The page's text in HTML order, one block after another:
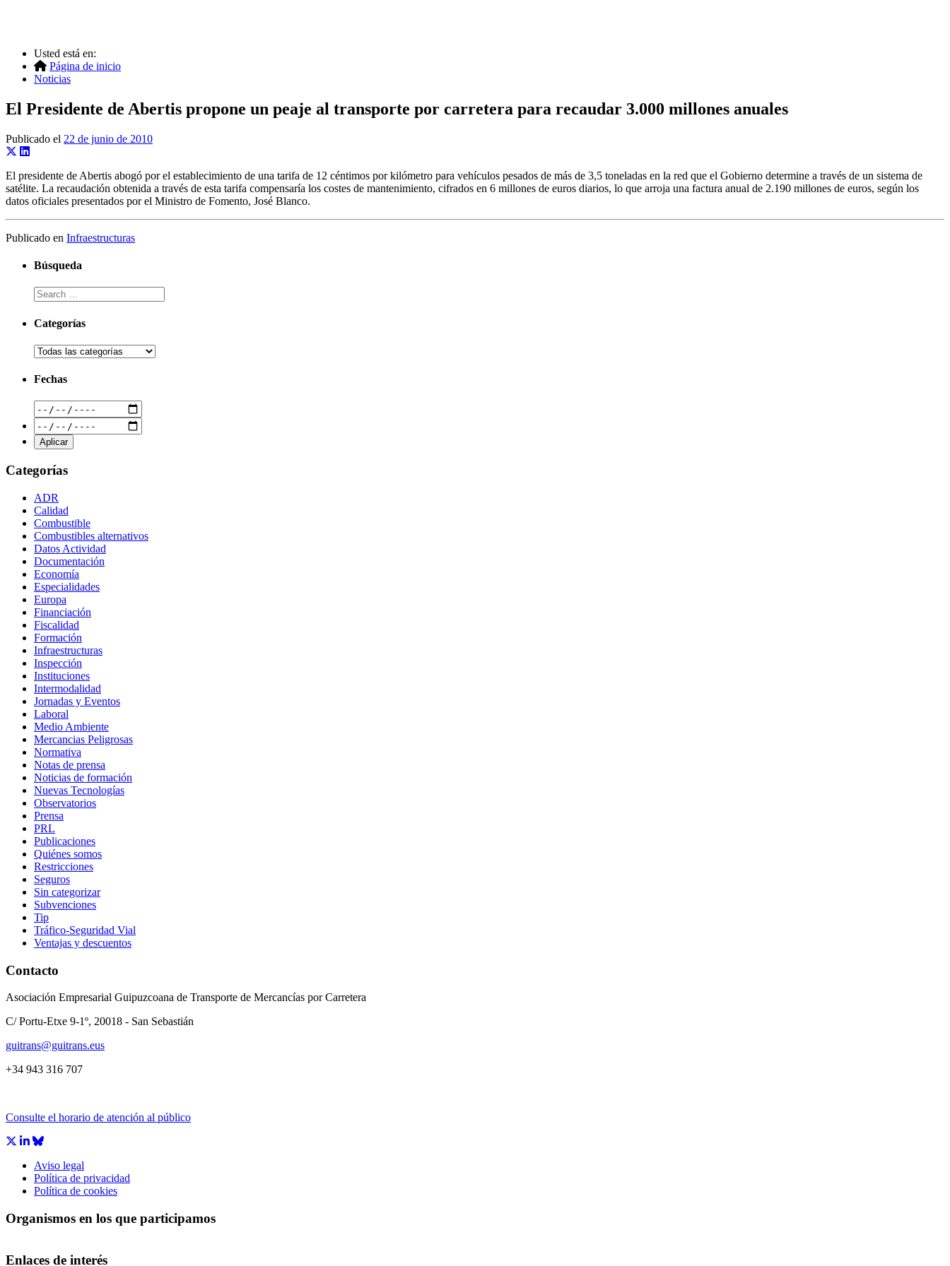
Usted está en:
Página de inicio
Noticias
El Presidente de Abertis propone un peaje al transporte por carretera para recaudar 3.000 millones anuales
Publicado el 22 de junio de 2010
El presidente de Abertis abogó por el establecimiento de una tarifa de 12 céntimos por kilómetro para vehículos pesados de más de 3,5 toneladas en la red que el Gobierno determine a través de un sistema de
satélite. La recaudación obtenida a través de esta tarifa compensaría los costes de mantenimiento, cifrados en 6 millones de euros diarios, lo que arroja una factura anual de 2.190 millones de euros, según los
datos oficiales presentados por el Ministro de Fomento, José Blanco.
Publicado en Infraestructuras
Búsqueda
Categorías
Fechas
Categorías
ADR
Calidad
Combustible
Combustibles alternativos
Datos Actividad
Documentación
Economía
Especialidades
Europa
Financiación
Fiscalidad
Formación
Infraestructuras
Inspección
Instituciones
Intermodalidad
Jornadas y Eventos
Laboral
Medio Ambiente
Mercancias Peligrosas
Normativa
Notas de prensa
Noticias de formación
Nuevas Tecnologías
Observatorios
Prensa
PRL
Publicaciones
Quiénes somos
Restricciones
Seguros
Sin categorizar
Subvenciones
Tip
Tráfico-Seguridad Vial
Ventajas y descuentos
Contacto
Asociación Empresarial Guipuzcoana de Transporte de Mercancías por Carretera
C/ Portu-Etxe 9-1º, 20018 - San Sebastián
guitrans@guitrans.eus
+34 943 316 707
Consulte el horario de atención al público
Aviso legal
Política de privacidad
Política de cookies
Organismos en los que participamos
Enlaces de interés